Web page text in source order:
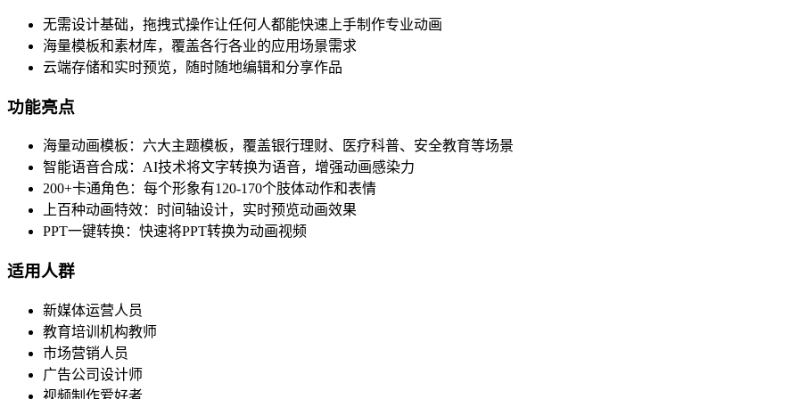
无需设计基础，拖拽式操作让任何人都能快速上手制作专业动画
海量模板和素材库，覆盖各行各业的应用场景需求
云端存储和实时预览，随时随地编辑和分享作品
功能亮点
海量动画模板：六大主题模板，覆盖银行理财、医疗科普、安全教育等场景
智能语音合成：AI技术将文字转换为语音，增强动画感染力
200+卡通角色：每个形象有120-170个肢体动作和表情
上百种动画特效：时间轴设计，实时预览动画效果
PPT一键转换：快速将PPT转换为动画视频
适用人群
新媒体运营人员
教育培训机构教师
市场营销人员
广告公司设计师
视频制作爱好者